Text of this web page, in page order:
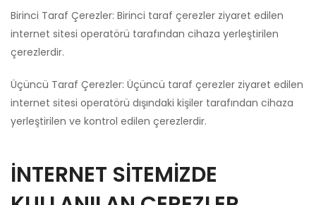
Birinci Taraf Çerezler: Birinci taraf çerezler ziyaret edilen
internet sitesi operatörü tarafından cihaza yerleştirilen
çerezlerdir.
Üçüncü Taraf Çerezler: Üçüncü taraf çerezler ziyaret edilen
internet sitesi operatörü dışındaki kişiler tarafından cihaza
yerleştirilen ve kontrol edilen çerezlerdir.
İNTERNET SİTEMİZDE